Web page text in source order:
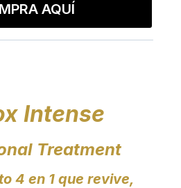
AQUÍ
Intense
Treatment
4 en 1 que revive,